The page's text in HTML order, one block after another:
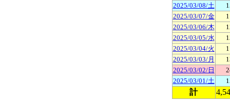
2025/03/08/土
2025/03/07/金
2025/03/06/木
2025/03/05/水
2025/03/04/火
2025/03/03/月
2025/03/02/日
2025/03/01/土
計